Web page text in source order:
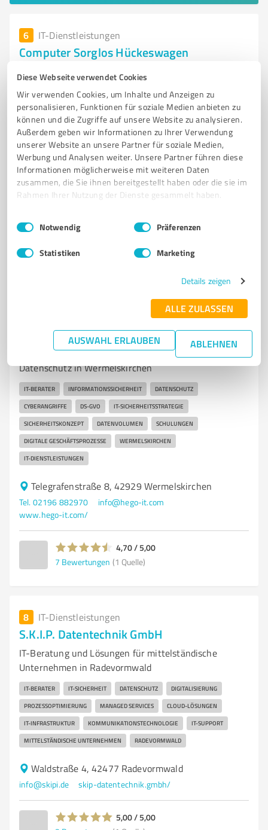
Diese Webseite verwendet Cookies
Wir verwenden Cookies, um Inhalte und Anzeigen zu
personalisieren, Funktionen für soziale Medien anbieten zu
können und die Zugriffe auf unsere Website zu analysieren.
Außerdem geben wir Informationen zu Ihrer Verwendung
unserer Website an unsere Partner für soziale Medien,
Werbung und Analysen weiter. Unsere Partner führen diese
Informationen möglicherweise mit weiteren Daten
zusammen, die Sie ihnen bereitgestellt haben oder die sie im
Rahmen Ihrer Nutzung der Dienste gesammelt haben.
Impressum Datenschutzbestimmungen
Einwilligungsauswahl
Notwendig Präferenzen
Statistiken Marketing
Details zeigen
ALLE ZULASSEN
AUSWAHL ERLAUBEN ABLEHNEN
6 IT-Dienstleistungen
Computer Sorglos Hückeswagen
Computer Sorglos - Ihr Partner für PC-Reparatur und
COMPUTERREPARATUR PC-OPTIMIERUNG HARDWAREVERKAUF
SCHULUNGEN NETZWERKTECHNIK WEBSEITENGESTALTUNG
KUNDENSERVICE HÜCKESWAGEN SOFTWARELÖSUNGEN
IT-DIENSTLEISTUNGEN COMPUTERPROBLEME PERSÖNLICHE BERATUNG
Waager Delle 15, 42499 Hückeswagen
4,40 / 5,00
HEGO Informationstechnologie GmbH
IT-Beratung für Informationssicherheit und
Datenschutz in Wermelskirchen
IT-BERATER INFORMATIONSSICHERHEIT DATENSCHUTZ
CYBERANGRIFFE DS-GVO IT-SICHERHEITSSTRATEGIE
SICHERHEITSKONZEPT DATENVOLUMEN SCHULUNGEN
DIGITALE GESCHÄFTSPROZESSE WERMELSKIRCHEN
IT-DIENSTLEISTUNGEN
Telegrafenstraße 8, 42929 Wermelskirchen
Tel. 02196 882970
info@hego-it.com
www.hego-it.com/
4,70 / 5,00
7 Bewertungen (1 Quelle)
8 IT-Dienstleistungen
S.K.I.P. Datentechnik GmbH
IT-Beratung und Lösungen für mittelständische
Unternehmen in Radevormwald
IT-BERATER IT-SICHERHEIT DATENSCHUTZ DIGITALISIERUNG
PROZESSOPTIMIERUNG MANAGED SERVICES CLOUD-LÖSUNGEN
IT-INFRASTRUKTUR KOMMUNIKATIONSTECHNOLOGIE IT-SUPPORT
MITTELSTÄNDISCHE UNTERNEHMEN RADEVORMWALD
Waldstraße 4, 42477 Radevormwald
info@skipi.de skip-datentechnik.gmbh/
5,00 / 5,00